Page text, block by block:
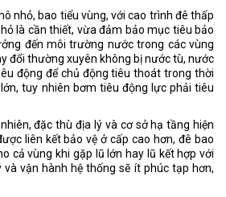
nhỏ, bao tiểu vùng, với cao trình đê thấp
là cần thiết, vừa đảm bảo mục tiêu bảo
đến môi trường nước trong các vùng
đổi thường xuyên không bị nước tù, nước
động để chủ động tiêu thoát trong thời
tuy nhiên bơm tiêu động lực phải tiêu
đặc thù địa lý và cơ sở hạ tầng hiện
liên kết bảo vệ ở cấp cao hơn, đê bao
cả vùng khi gặp lũ lớn hay lũ kết hợp với
và vận hành hệ thống sẽ ít phúc tạp hơn,